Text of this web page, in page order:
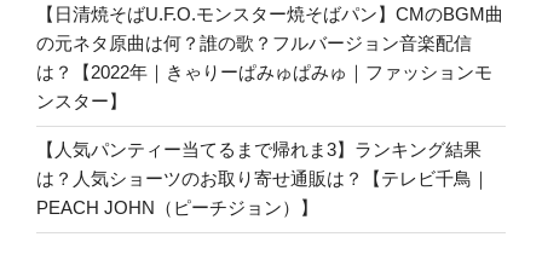
【日清焼そばU.F.O.モンスター焼そばパン】CMのBGM曲
の元ネタ原曲は何？誰の歌？フルバージョン音楽配信
は？【2022年｜きゃりーぱみゅぱみゅ｜ファッションモ
ンスター】
【人気パンティー当てるまで帰れま3】ランキング結果
は？人気ショーツのお取り寄せ通販は？【テレビ千鳥｜
PEACH JOHN（ピーチジョン）】